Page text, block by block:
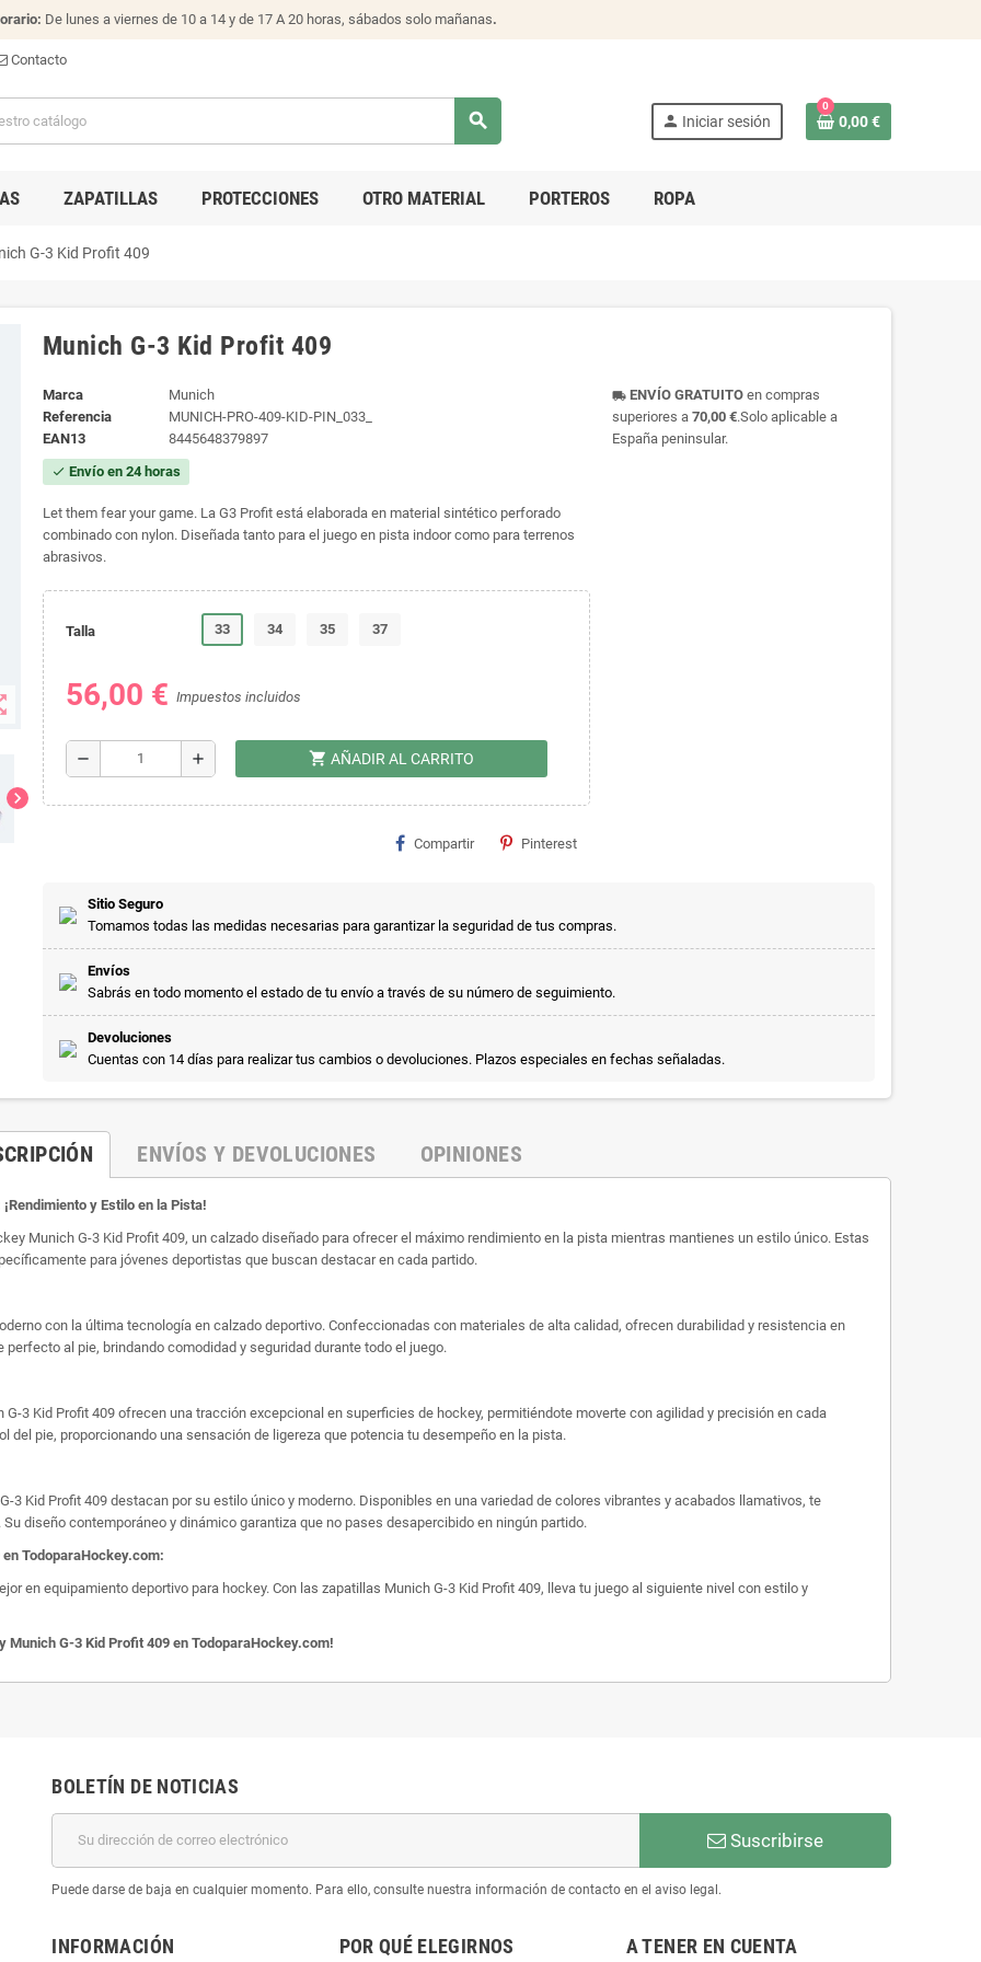
De lunes a viernes de 10 a 14 y de 17 A 20 horas, sábados solo mañanas.
Contacto
search person Iniciar sesión
0
0,00 €
ZAPATILLAS PROTECCIONES OTRO MATERIAL PORTEROS ROPA
G-3 Kid Profit 409
chevron_right
Munich G-3 Kid Profit 409
Marca
Munich
Referencia
MUNICH-PRO-409-KID-PIN_033_
EAN13
8445648379897
check Envío en 24 horas
Let them fear your game. La G3 Profit está elaborada en material sintético perforado
combinado con nylon. Diseñada tanto para el juego en pista indoor como para terrenos
abrasivos.
Talla 33 34 35 37
56,00 € Impuestos incluidos
remove add shopping_cart AÑADIR AL CARRITO
Compartir Pinterest
local_shipping ENVÍO GRATUITOen compras
superiores a 70,00 €.Solo aplicable a
España peninsular.
Sitio Seguro
Tomamos todas las medidas necesarias para garantizar la seguridad de tus compras.
Envíos
Sabrás en todo momento el estado de tu envío a través de su número de seguimiento.
Devoluciones
Cuentas con 14 días para realizar tus cambios o devoluciones. Plazos especiales en fechas señaladas.
ENVÍOS Y DEVOLUCIONES OPINIONES
y Estilo en la Pista!
Munich G-3 Kid Profit 409, un calzado diseñado para ofrecer el máximo rendimiento en la pista mientras mantienes un estilo único. Estas
para jóvenes deportistas que buscan destacar en cada partido.
con la última tecnología en calzado deportivo. Confeccionadas con materiales de alta calidad, ofrecen durabilidad y resistencia en
al pie, brindando comodidad y seguridad durante todo el juego.
3 Kid Profit 409 ofrecen una tracción excepcional en superficies de hockey, permitiéndote moverte con agilidad y precisión en cada
del pie, proporcionando una sensación de ligereza que potencia tu desempeño en la pista.
3 Kid Profit 409 destacan por su estilo único y moderno. Disponibles en una variedad de colores vibrantes y acabados llamativos, te
diseño contemporáneo y dinámico garantiza que no pases desapercibido en ningún partido.
TodoparaHockey.com:
en equipamiento deportivo para hockey. Con las zapatillas Munich G-3 Kid Profit 409, lleva tu juego al siguiente nivel con estilo y
Munich G-3 Kid Profit 409 en TodoparaHockey.com!
BOLETÍN DE NOTICIAS
Suscribirse
Puede darse de baja en cualquier momento. Para ello, consulte nuestra información de contacto en el aviso legal.
INFORMACIÓN POR QUÉ ELEGIRNOS A TENER EN CUENTA